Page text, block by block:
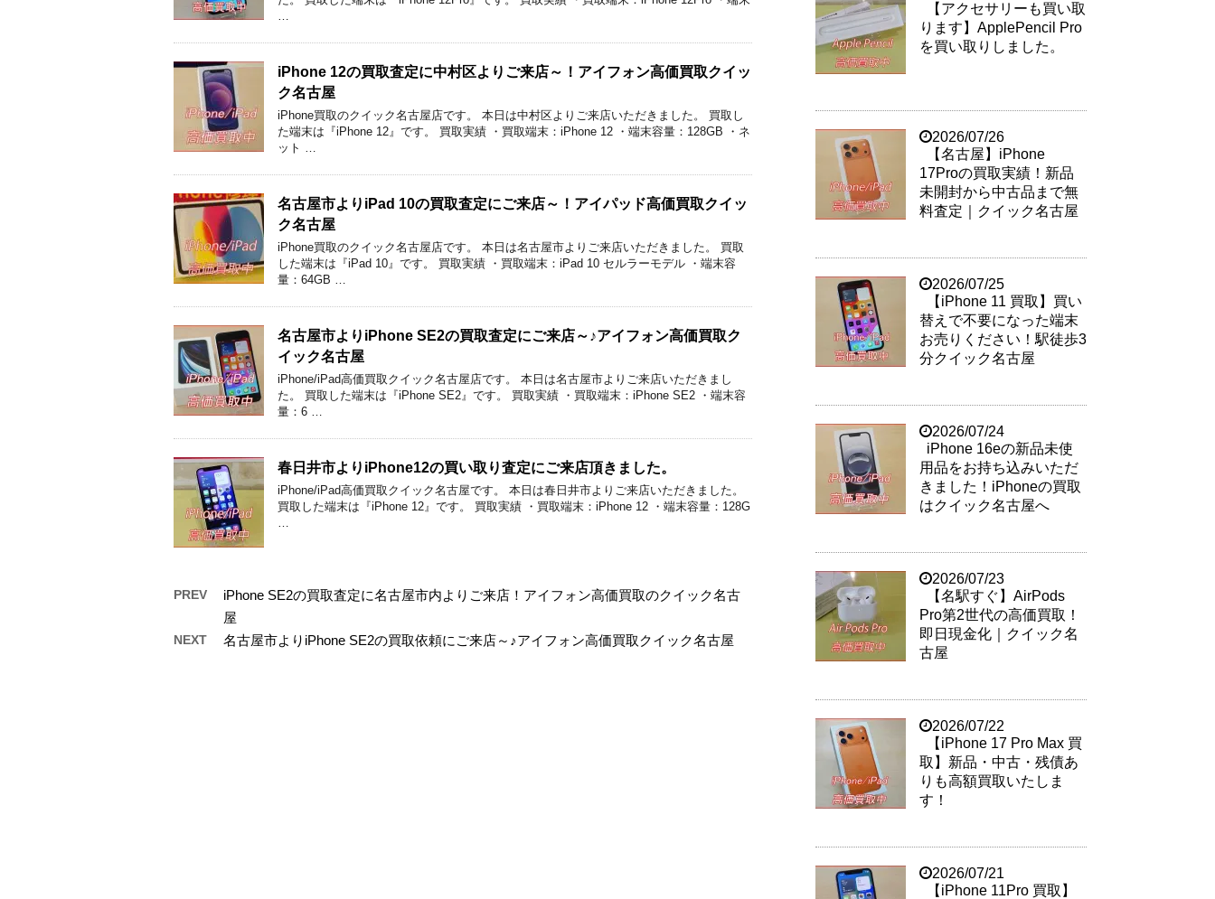
…
iPhone 12の買取査定に中村区よりご来店～！アイフォン高価買取クイッ
ク名古屋
iPhone買取のクイック名古屋店です。 本日は中村区よりご来店いただきました。 買取し
た端末は『iPhone 12』です。 買取実績 ・買取端末：iPhone 12 ・端末容量：128GB ・ネ
ット …
名古屋市よりiPad 10の買取査定にご来店～！アイパッド高価買取クイッ
ク名古屋
iPhone買取のクイック名古屋店です。 本日は名古屋市よりご来店いただきました。 買取
した端末は『iPad 10』です。 買取実績 ・買取端末：iPad 10 セルラーモデル ・端末容
量：64GB …
名古屋市よりiPhone SE2の買取査定にご来店～♪アイフォン高価買取ク
イック名古屋
iPhone/iPad高価買取クイック名古屋店です。 本日は名古屋市よりご来店いただきまし
た。 買取した端末は『iPhone SE2』です。 買取実績 ・買取端末：iPhone SE2 ・端末容
量：6 …
春日井市よりiPhone12の買い取り査定にご来店頂きました。
iPhone/iPad高価買取クイック名古屋です。 本日は春日井市よりご来店いただきました。
買取した端末は『iPhone 12』です。 買取実績 ・買取端末：iPhone 12 ・端末容量：128G
…
PREV
iPhone SE2の買取査定に名古屋市内よりご来店！アイフォン高価買取のクイック名古
屋
NEXT 名古屋市よりiPhone SE2の買取依頼にご来店～♪アイフォン高価買取クイック名古屋
【アクセサリーも買い取
ります】ApplePencil Pro
を買い取りしました。
2026/07/26
【名古屋】iPhone
17Proの買取実績！新品
未開封から中古品まで無
料査定｜クイック名古屋
2026/07/25
【iPhone 11 買取】買い
替えで不要になった端末
お売りください！駅徒歩3
分クイック名古屋
2026/07/24
iPhone 16eの新品未使
用品をお持ち込みいただ
きました！iPhoneの買取
はクイック名古屋へ
2026/07/23
【名駅すぐ】AirPods
Pro第2世代の高価買取！
即日現金化｜クイック名
古屋
2026/07/22
【iPhone 17 Pro Max 買
取】新品・中古・残債あ
りも高額買取いたしま
す！
2026/07/21
【iPhone 11Pro 買取】